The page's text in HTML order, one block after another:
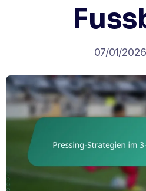
07/01/2026